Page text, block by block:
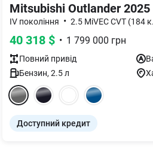
Mitsubishi Outlander 2025
IV покоління • 2.5 MiVEC CVT (184
40 318 $ • 1 799 000 грн
Повний привід
Бензин, 2.5л
Доступний кредит